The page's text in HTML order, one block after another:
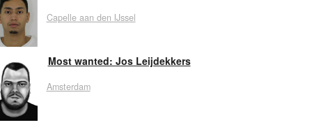
Capelle aan den IJssel
Most wanted: Jos Leijdekkers
Amsterdam